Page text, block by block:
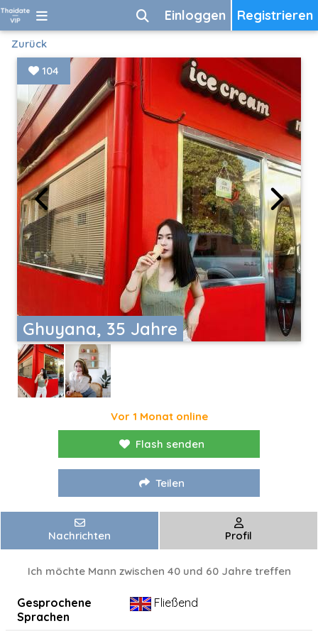
Registrieren
Einloggen
Zurück
Ghuyana, 35 Jahre
104
Vor 1 Monat online
Flash senden
Teilen
Nachrichten Profil
Ich möchte Mann zwischen 40 und 60 Jahre treffen
Gesprochene
Sprachen
Fließend